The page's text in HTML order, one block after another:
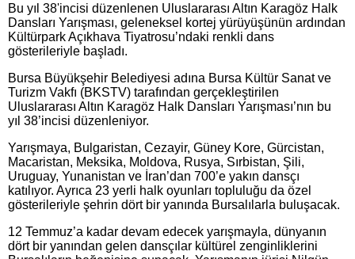
Bu yıl 38'incisi düzenlenen Uluslararası Altın Karagöz Halk
Dansları Yarışması, geleneksel kortej yürüyüşünün ardından
Kültürpark Açıkhava Tiyatrosu’ndaki renkli dans
gösterileriyle başladı.
Bursa Büyükşehir Belediyesi adına Bursa Kültür Sanat ve
Turizm Vakfı (BKSTV) tarafından gerçekleştirilen
Uluslararası Altın Karagöz Halk Dansları Yarışması’nın bu
yıl 38’incisi düzenleniyor.
Yarışmaya, Bulgaristan, Cezayir, Güney Kore, Gürcistan,
Macaristan, Meksika, Moldova, Rusya, Sırbistan, Şili,
Uruguay, Yunanistan ve İran’dan 700’e yakın dansçı
katılıyor. Ayrıca 23 yerli halk oyunları topluluğu da özel
gösterileriyle şehrin dört bir yanında Bursalılarla buluşacak.
12 Temmuz’a kadar devam edecek yarışmayla, dünyanın
dört bir yanından gelen dansçılar kültürel zenginliklerini